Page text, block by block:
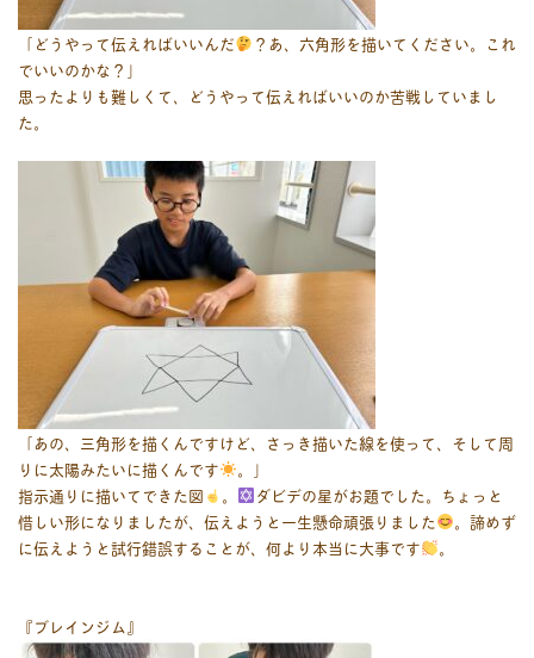
「どうやって伝えればいいんだ
？あ、六角形を描いてください。これ
でいいのかな？」
思ったよりも難しくて、どうやって伝えればいいのか苦戦していまし
た。
「あの、三角形を描くんですけど、さっき描いた線を使って、そして周
りに太陽みたいに描くんです
。」
指示通りに描いてできた図
。
ダビデの星がお題でした。ちょっと
惜しい形になりましたが、伝えようと一生懸命頑張りました
。諦めず
に伝えようと試行錯誤することが、何より本当に大事です
。
『ブレインジム』